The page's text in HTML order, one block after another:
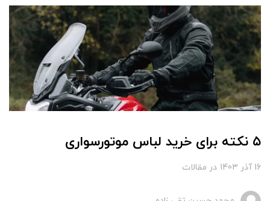
۵ نکته برای خرید لباس موتورسواری
16 آذر 1403 در مقالات